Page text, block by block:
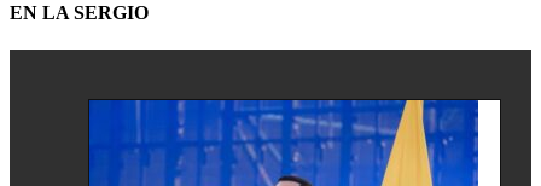
EN LA SERGIO